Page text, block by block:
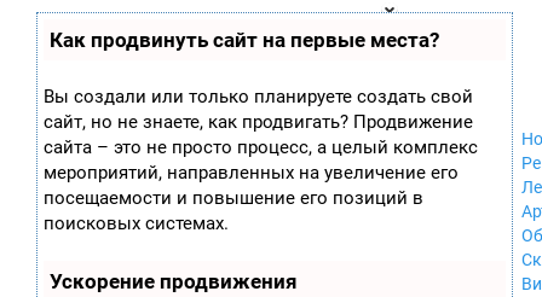
Как продвинуть сайт на первые места?
Вы создали или только планируете создать свой
сайт, но не знаете, как продвигать? Продвижение
сайта – это не просто процесс, а целый комплекс
мероприятий, направленных на увеличение его
посещаемости и повышение его позиций в
поисковых системах.
Ускорение продвижения
играх
ла
ор
м
ы
Xbox 360
Nintendo Wii
Nintendo
GameCube
PlayStation
PlayStation 2